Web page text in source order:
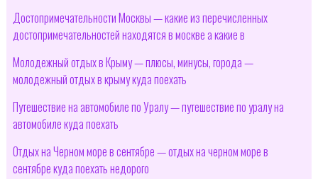
Достопримечательности Москвы — какие из перечисленных
достопримечательностей находятся в москве а какие в
Молодежный отдых в Крыму — плюсы, минусы, города —
молодежный отдых в крыму куда поехать
Путешествие на автомобиле по Уралу — путешествие по уралу на
автомобиле куда поехать
Отдых на Черном море в сентябре — отдых на черном море в
сентябре куда поехать недорого